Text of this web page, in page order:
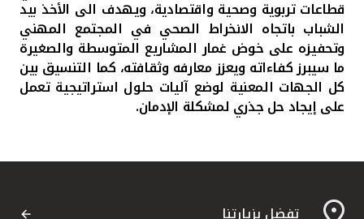
قطاعات تربوية وصحية واقتصادية، ويهدف الى الأخذ بيد
الشباب باتجاه الانخراط الصحي في المجتمع المهني
وتحفيزه على خوض غمار المشاريع المتوسطة والصغيرة
ما سيبرز كفاءاته ويعزز معارفه وثقافته، كما التنسيق بين
كل الجهات المعنية لوضع آليات حلول استراتيجية تعمل
على إيجاد حل جذري لمشكلة الإدمان.
تفضل بزيارتنا